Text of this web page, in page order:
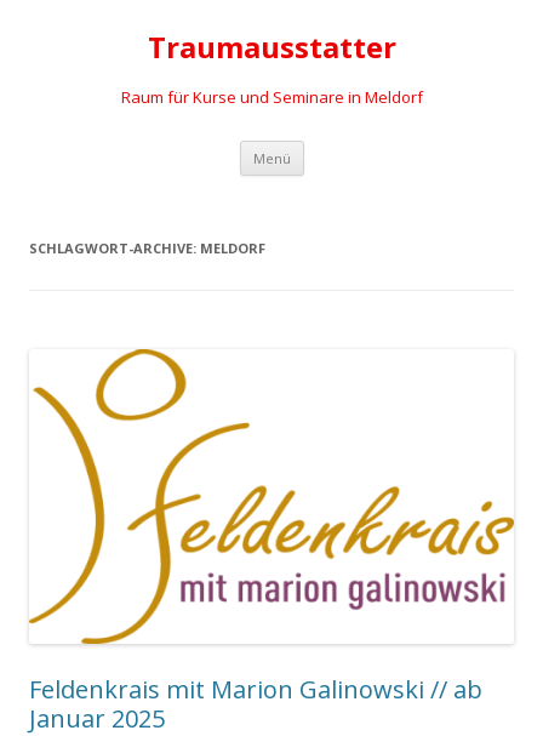
Traumausstatter
Raum für Kurse und Seminare in Meldorf
Menü Springe
Inhalt
SCHLAGWORT-ARCHIVE: MELDORF
Feldenkrais mit Marion Galinowski // ab
Januar 2025